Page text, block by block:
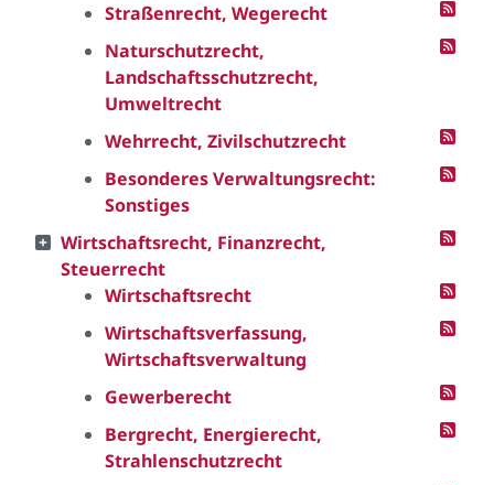
Straßenrecht, Wegerecht
Naturschutzrecht,
Landschaftsschutzrecht,
Umweltrecht
Wehrrecht, Zivilschutzrecht
Besonderes Verwaltungsrecht:
Sonstiges
Wirtschaftsrecht, Finanzrecht,
Steuerrecht
Wirtschaftsrecht
Wirtschaftsverfassung,
Wirtschaftsverwaltung
Gewerberecht
Bergrecht, Energierecht,
Strahlenschutzrecht